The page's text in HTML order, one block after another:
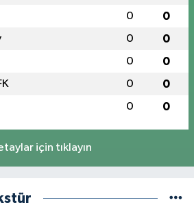
0 0
0 0
0 0
0 0
0 0
için tıklayın